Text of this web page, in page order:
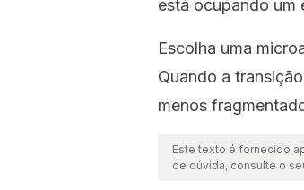
está ocupando um
Escolha uma
Quando a
menos
Este texto é fornecido
de dúvida, consulte o